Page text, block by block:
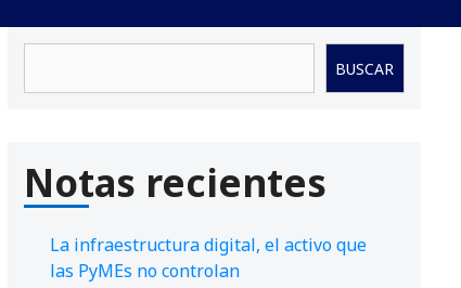
BUSCAR
Notas recientes
La infraestructura digital, el activo que
las PyMEs no controlan